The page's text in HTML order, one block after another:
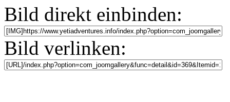
Bild direkt einbinden:
Bild verlinken: